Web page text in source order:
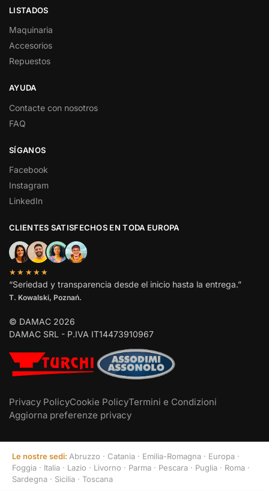
LISTADOS
Maquinaria
Accesorios
Repuestos
AYUDA
Contacte con nosotros
FAQ
SÍGANOS
Facebook
Instagram
LinkedIn
CLIENTES SATISFECHOS EN TODA EUROPA
★★★★★
“Seriedad y transparencia desde el inicio hasta la entrega.”
T. Kowalski, Poznań.
© DAMAC 2026
DAMAC SRL - P.IVA IT14473910967
Privacy PolicyCookie PolicyTermini e Condizioni
Aggiorna preferenze privacy
Le nostre sedi: Abruzzo · Catania · Emilia-Romagna · Europa ·
Foggia · Italia · Lazio · Livorno · Parma · Pescara · Puglia · Roma ·
Sardegna · Sicilia · Toscana